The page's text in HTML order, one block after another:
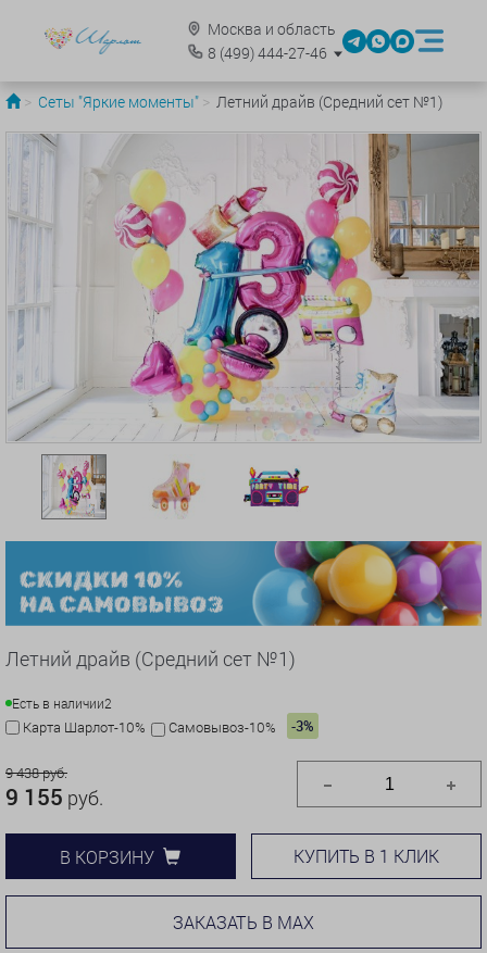
Москва и область
8 (499)444-27-46
Сеты "Яркие моменты" Летний драйв (Средний сет №1)
Летний драйв (Средний сет №1)
Есть в наличии2
Карта Шарлот-10% Самовывоз-10% -3%
9 438 руб.
9 155 руб.
В КОРЗИНУ КУПИТЬ В 1 КЛИК
ЗАКАЗАТЬ В MAX